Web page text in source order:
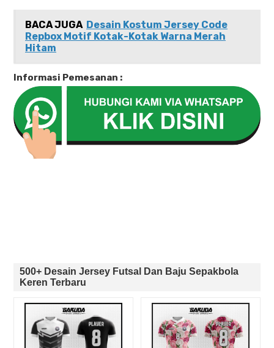
BACA JUGA Desain Kostum Jersey Code
Repbox Motif Kotak-Kotak Warna Merah
Hitam
Informasi Pemesanan :
500+ Desain Jersey Futsal Dan Baju Sepakbola
Keren Terbaru